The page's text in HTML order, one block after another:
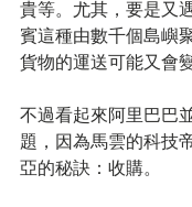
貴等。尤其，要是又
賓這種由數千個島嶼
貨物的運送可能又會
不過看起來阿里巴巴
題，因為馬雲的科技
亞的秘訣：收購。